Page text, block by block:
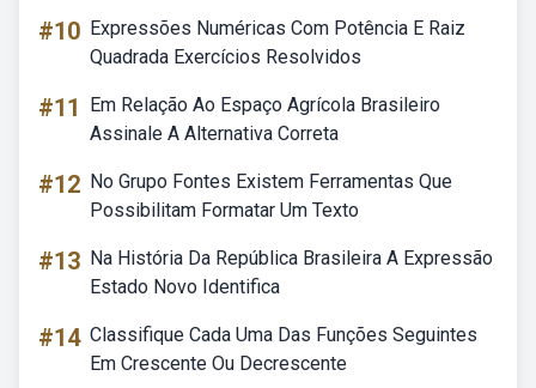
#10 Expressões Numéricas Com Potência E Raiz
Quadrada Exercícios Resolvidos
#11
Em Relação Ao Espaço Agrícola Brasileiro
Assinale A Alternativa Correta
#12 No Grupo Fontes Existem Ferramentas Que
Possibilitam Formatar Um Texto
#13 Na História Da República Brasileira A Expressão
Estado Novo Identifica
#14 Classifique Cada Uma Das Funções Seguintes
Em Crescente Ou Decrescente